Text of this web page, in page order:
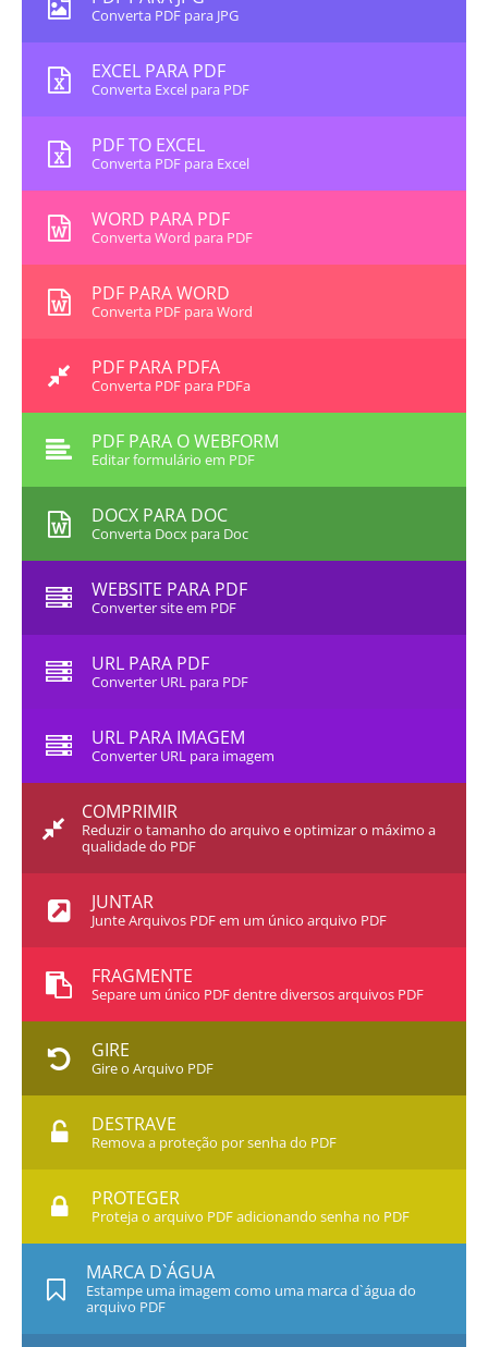
Converta PDF para JPG
EXCEL PARA PDF
Converta Excel para PDF
PDF TO EXCEL
Converta PDF para Excel
WORD PARA PDF
Converta Word para PDF
PDF PARA WORD
Converta PDF para Word
PDF PARA PDFA
Converta PDF para PDFa
PDF PARA O WEBFORM
Editar formulário em PDF
DOCX PARA DOC
Converta Docx para Doc
WEBSITE PARA PDF
Converter site em PDF
URL PARA PDF
Converter URL para PDF
URL PARA IMAGEM
Converter URL para imagem
COMPRIMIR
Reduzir o tamanho do arquivo e optimizar o máximo a
qualidade do PDF
JUNTAR
Junte Arquivos PDF em um único arquivo PDF
FRAGMENTE
Separe um único PDF dentre diversos arquivos PDF
GIRE
Gire o Arquivo PDF
DESTRAVE
Remova a proteção por senha do PDF
PROTEGER
Proteja o arquivo PDF adicionando senha no PDF
MARCA D`ÁGUA
Estampe uma imagem como uma marca d`água do
arquivo PDF